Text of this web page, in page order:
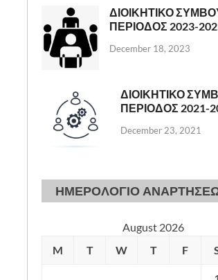
ΔΙΟΙΚΗΤΙΚΟ
ΠΕΡΙΟΔΟΣ 2023-
December 18, 2023
ΔΙΟΙΚΗΤΙΚΟ
ΠΕΡΙΟΔΟΣ 2021-
December 23, 2021
ΗΜΕΡΟΛΟΓΙΟ
August 2026
M
T W T F